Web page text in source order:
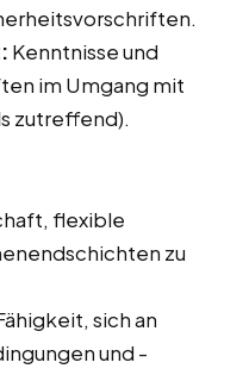
Kenntnisse und
im Umgang mit
zutreffend).
flexible
zu
sich an
und -